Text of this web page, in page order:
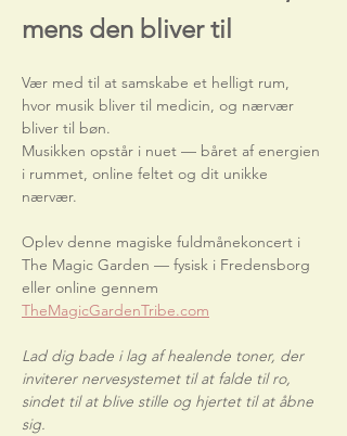
mens den bliver til
Vær med til at samskabe et helligt rum,
hvor musik bliver til medicin, og nærvær
bliver til bøn.
Musikken opstår i nuet — båret af energien
i rummet, online feltet og dit unikke
nærvær.
Oplev denne magiske fuldmånekoncert i
The Magic Garden — fysisk i Fredensborg
eller online gennem
TheMagicGardenTribe.com
Lad dig bade i lag af healende toner, der
inviterer nervesystemet til at falde til ro,
sindet til at blive stille og hjertet til at åbne
sig.